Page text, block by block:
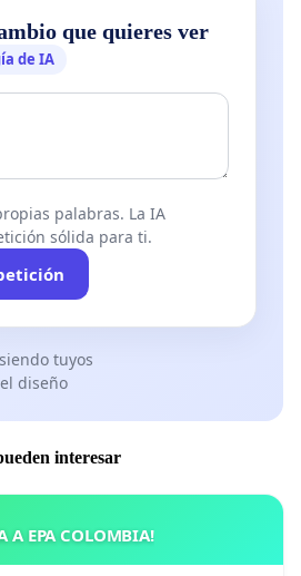
que quieres ver
de IA
palabras. La IA
sólida para ti.
tuyos
diseño
interesar
A EPA COLOMBIA!